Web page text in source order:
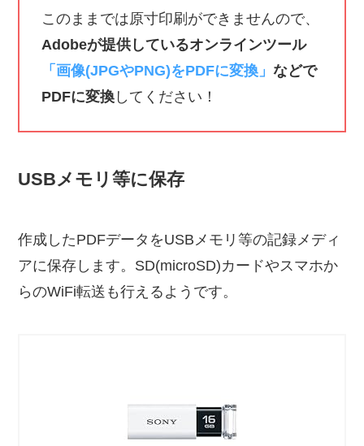
このままでは原寸印刷ができませんので、
Adobeが提供しているオンラインツール
「画像(JPGやPNG)をPDFに変換」などで
PDFに変換 してください！
USBメモリ等に保存
作成したPDFデータをUSBメモリ等の記録メディ
アに保存します。SD(microSD)カードやスマホか
らのWiFi転送も行えるようです。